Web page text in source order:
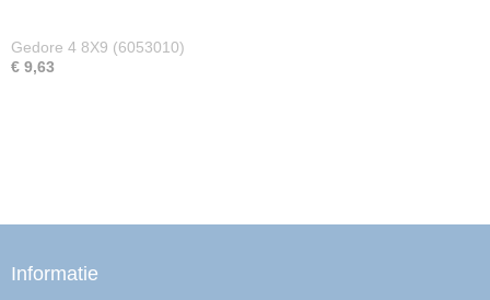
Gedore 4 8X9 (6053010)
€ 9,63
Informatie